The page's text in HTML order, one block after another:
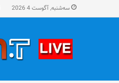
سه‌شنبه, آگوست 4 2026